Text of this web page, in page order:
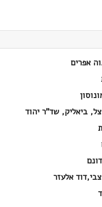
אפרים
ביאליק, שד"ר יהוד
אלעזר